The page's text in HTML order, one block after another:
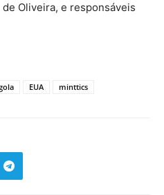
Oliveira, e responsáveis
EUA minttics